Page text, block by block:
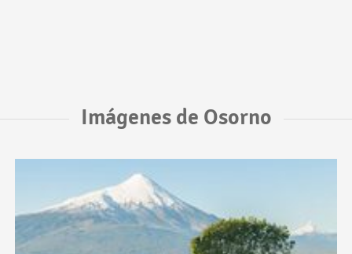
Imágenes de Osorno